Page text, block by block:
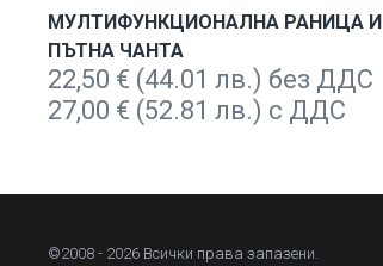
МУЛТИФУНКЦИОНАЛНА РАНИЦА И
ПЪТНА ЧАНТА
22,50 € (44.01 лв.) без ДДС
27,00 € (52.81 лв.) с ДДС
©2008 - 2026 Всички права запазени.